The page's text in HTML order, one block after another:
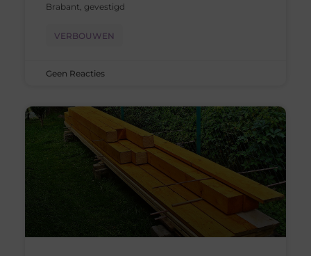
Brabant, gevestigd
VERBOUWEN
Geen Reacties